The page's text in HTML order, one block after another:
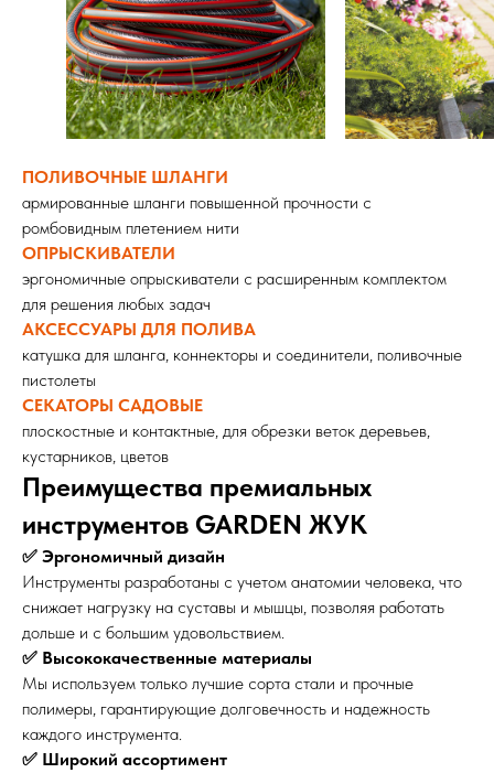
ПОЛИВОЧНЫЕ ШЛАНГИ
армированные шланги повышенной прочности с
ромбовидным плетением нити
ОПРЫСКИВАТЕЛИ
эргономичные опрыскиватели с расширенным комплектом
для решения любых задач
АКСЕССУАРЫ ДЛЯ ПОЛИВА
катушка для шланга, коннекторы и соединители, поливочные
пистолеты
СЕКАТОРЫ САДОВЫЕ
плоскостные и контактные, для обрезки веток деревьев,
кустарников, цветов
Преимущества премиальных
инструментов GARDEN ЖУК
✅ Эргономичный дизайн
Инструменты разработаны с учетом анатомии человека, что
снижает нагрузку на суставы и мышцы, позволяя работать
дольше и с большим удовольствием.
✅ Высококачественные материалы
Мы используем только лучшие сорта стали и прочные
полимеры, гарантирующие долговечность и надежность
каждого инструмента.
✅ Широкий ассортимент